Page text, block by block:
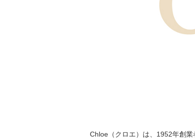
Chloe（クロエ）は、1952年創